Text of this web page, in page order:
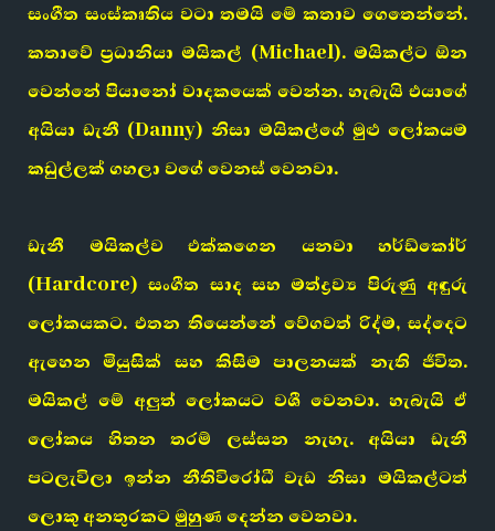
සංගීත සංස්කෘතිය වටා තමයි මේ කතාව ගෙතෙන්නේ.
කතාවේ ප්‍රධානියා මයිකල් (Michael). මයිකල්ට ඕන
වෙන්නේ පියානෝ වාදකයෙක් වෙන්න. හැබැයි එයාගේ
අයියා ඩැනී (Danny) නිසා මයිකල්ගේ මුළු ලෝකයම
කඩුල්ලක් ගහලා වගේ වෙනස් වෙනවා.
ඩැනී මයිකල්ව එක්කගෙන යනවා හර්ඩ්කෝර්
(Hardcore) සංගීත සාද සහ මත්ද්‍රව්‍ය පිරුණු අඳුරු
ලෝකයකට. එතන තියෙන්නේ වේගවත් රිද්ම, සද්දෙට
ඇහෙන මියුසික් සහ කිසිම පාලනයක් නැති ජීවිත.
මයිකල් මේ අලුත් ලෝකයට වශී වෙනවා. හැබැයි ඒ
ලෝකය හිතන තරම් ලස්සන නැහැ. අයියා ඩැනී
පටලැවිලා ඉන්න නීතිවිරෝධී වැඩ නිසා මයිකල්ටත්
ලොකු අනතුරකට මුහුණ දෙන්න වෙනවා.